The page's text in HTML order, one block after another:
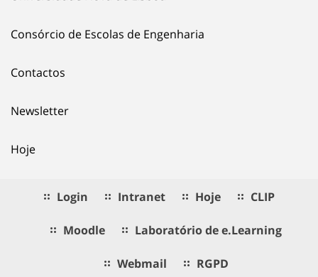
Consórcio de Escolas de Engenharia
Contactos
Newsletter
Hoje
Login Intranet Hoje CLIP
Moodle Laboratório de e.Learning
Webmail RGPD